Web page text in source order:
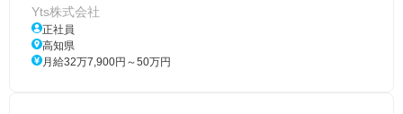
Yts株式会社
正社員
高知県
月給32万7,900円～50万円